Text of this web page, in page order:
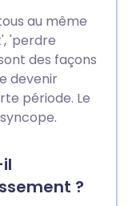
au même
'perdre
des façons
devenir
période. Le
?